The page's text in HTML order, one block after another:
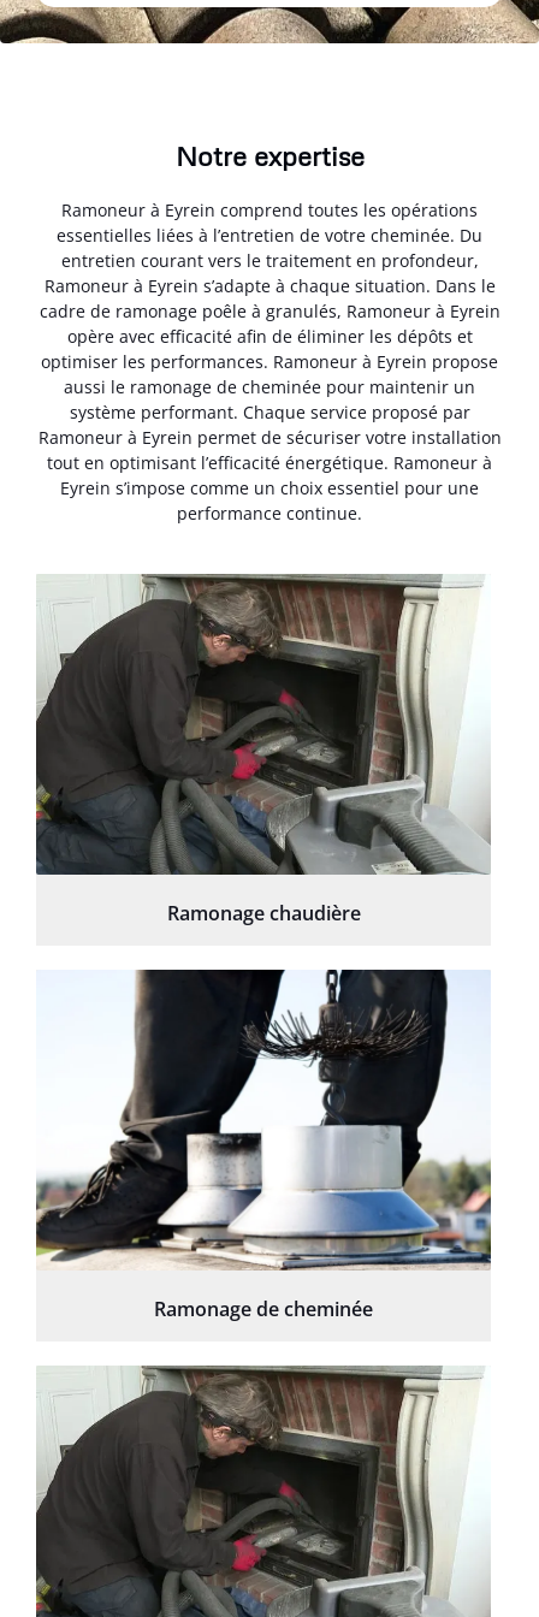
Notre expertise
Ramoneur à Eyrein comprend toutes les opérations
essentielles liées à l’entretien de votre cheminée. Du
entretien courant vers le traitement en profondeur,
Ramoneur à Eyrein s’adapte à chaque situation. Dans le
cadre de ramonage poêle à granulés, Ramoneur à Eyrein
opère avec efficacité afin de éliminer les dépôts et
optimiser les performances. Ramoneur à Eyrein propose
aussi le ramonage de cheminée pour maintenir un
système performant. Chaque service proposé par
Ramoneur à Eyrein permet de sécuriser votre installation
tout en optimisant l’efficacité énergétique. Ramoneur à
Eyrein s’impose comme un choix essentiel pour une
performance continue.
Ramonage chaudière
Ramonage de cheminée